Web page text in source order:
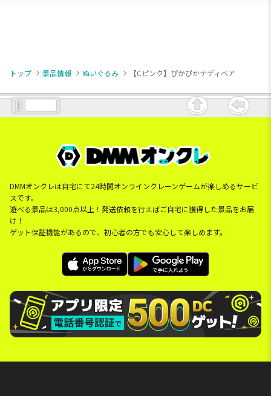
トップ 景品情報 ぬいぐるみ 【Cピンク】ぴかぴかテディベア
DMMオンクレは自宅にて24時間オンラインクレーンゲームが楽しめるサービ
スです。
遊べる景品は3,000点以上！発送依頼を行えばご自宅に獲得した景品をお届
け！
ゲット保証機能があるので、初心者の方でも安心して楽しめます。